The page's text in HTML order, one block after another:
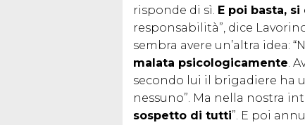
risponde di sì. E poi basta, si
responsabilità”, dice
sembra avere un’altra idea:
malata psicologicamente .
secondo lui il brigadiere ha
nessuno”. Ma nella nostra
sospetto di tutti”. E poi